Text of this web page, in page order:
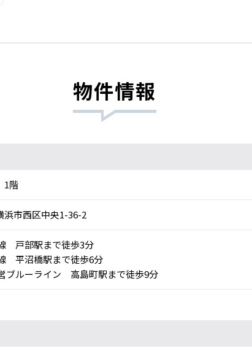
物件情報
1階
浜市西区中央1-36-2
戸部駅まで徒歩3分
平沼橋駅まで徒歩6分
ブルーライン 高島町駅まで徒歩9分